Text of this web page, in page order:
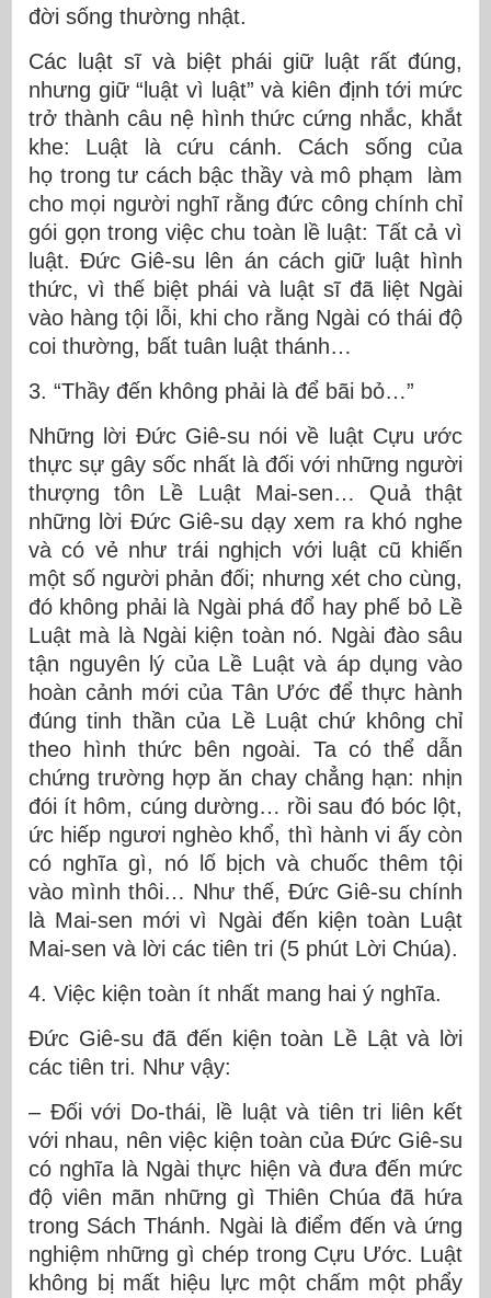
đời sống thường nhật.
Các luật sĩ và biệt phái giữ luật rất đúng,
nhưng giữ “luật vì luật” và kiên định tới mức
trở thành câu nệ hình thức cứng nhắc, khắt
khe: Luật là cứu cánh. Cách sống của
họ trong tư cách bậc thầy và mô phạm làm
cho mọi người nghĩ rằng đức công chính chỉ
gói gọn trong việc chu toàn lề luật: Tất cả vì
luật. Đức Giê-su lên án cách giữ luật hình
thức, vì thế biệt phái và luật sĩ đã liệt Ngài
vào hàng tội lỗi, khi cho rằng Ngài có thái độ
coi thường, bất tuân luật thánh…
3. “Thầy đến không phải là để bãi bỏ…”
Những lời Đức Giê-su nói về luật Cựu ước
thực sự gây sốc nhất là đối với những người
thượng tôn Lề Luật Mai-sen… Quả thật
những lời Đức Giê-su dạy xem ra khó nghe
và có vẻ như trái nghịch với luật cũ khiến
một số người phản đối; nhưng xét cho cùng,
đó không phải là Ngài phá đổ hay phế bỏ Lề
Luật mà là Ngài kiện toàn nó. Ngài đào sâu
tận nguyên lý của Lề Luật và áp dụng vào
hoàn cảnh mới của Tân Ước để thực hành
đúng tinh thần của Lề Luật chứ không chỉ
theo hình thức bên ngoài. Ta có thể dẫn
chứng trường hợp ăn chay chẳng hạn: nhịn
đói ít hôm, cúng dường… rồi sau đó bóc lột,
ức hiếp ngươi nghèo khổ, thì hành vi ấy còn
có nghĩa gì, nó lố bịch và chuốc thêm tội
vào mình thôi… Như thế, Đức Giê-su chính
là Mai-sen mới vì Ngài đến kiện toàn Luật
Mai-sen và lời các tiên tri (5 phút Lời Chúa).
4. Việc kiện toàn ít nhất mang hai ý nghĩa.
Đức Giê-su đã đến kiện toàn Lề Lật và lời
các tiên tri. Như vậy:
– Đối với Do-thái, lề luật và tiên tri liên kết
với nhau, nên việc kiện toàn của Đức Giê-su
có nghĩa là Ngài thực hiện và đưa đến mức
độ viên mãn những gì Thiên Chúa đã hứa
trong Sách Thánh. Ngài là điểm đến và ứng
nghiệm những gì chép trong Cựu Ước. Luật
không bị mất hiệu lực một chấm một phẩy